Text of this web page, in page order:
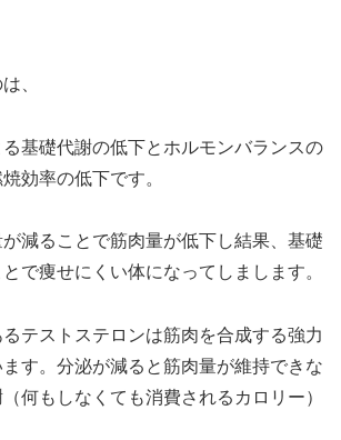
、
基礎代謝の低下とホルモンバランスの
効率の低下です。
減ることで筋肉量が低下し結果、基礎
で痩せにくい体になってしまします。
テストステロンは筋肉を合成する強力
す。分泌が減ると筋肉量が維持できな
何もしなくても消費されるカロリー）